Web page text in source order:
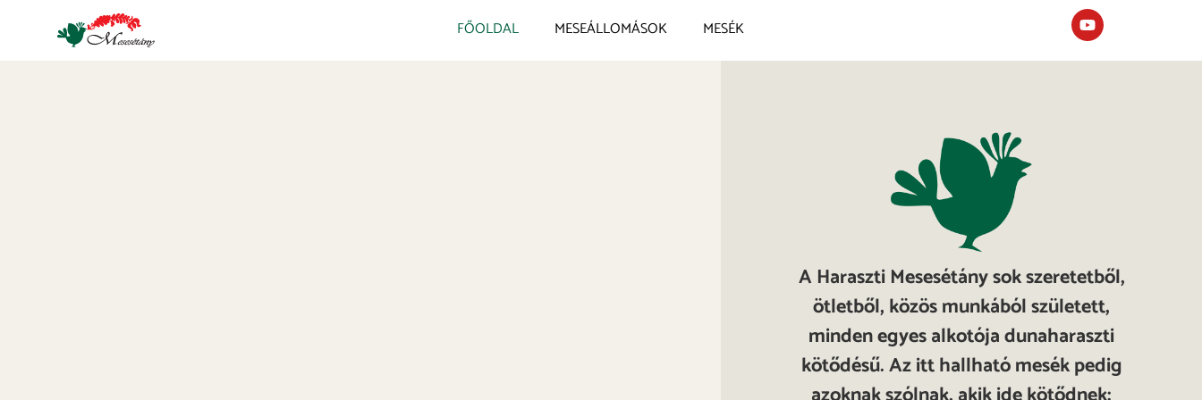
FŐOLDAL MESEÁLLOMÁSOK MESÉK
A Haraszti Mesesétány sok szeretetből,
ötletből, közös munkából született,
minden egyes alkotója dunaharaszti
kötődésű. Az itt hallható mesék pedig